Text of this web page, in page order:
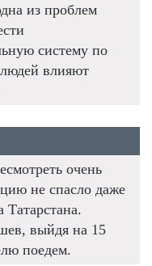
из проблем
систему по
влияют
очень
не спасло даже
Татарстана.
выйдя на 15
поедем.